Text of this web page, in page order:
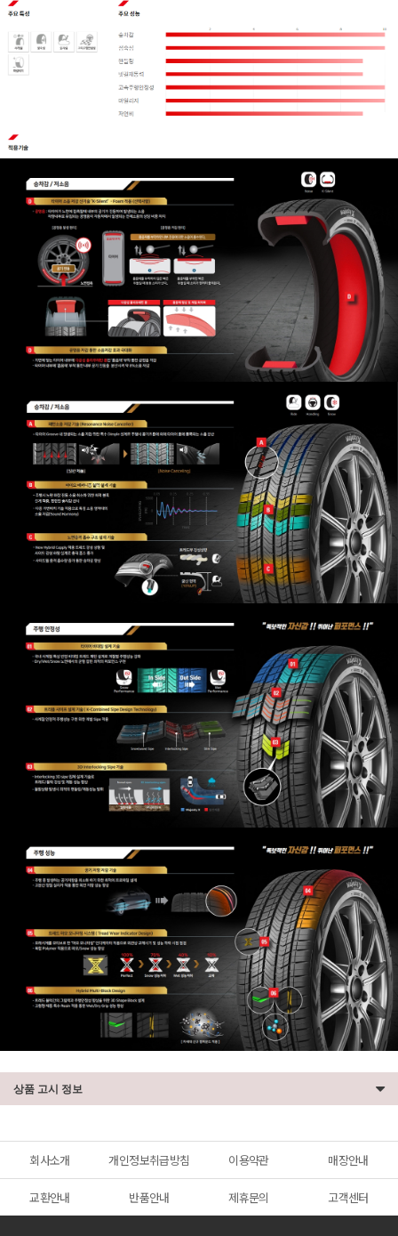
상품 고시 정보
회사소개 개인정보취급방침 이용약관 매장안내
교환안내 반품안내 제휴문의 고객센터